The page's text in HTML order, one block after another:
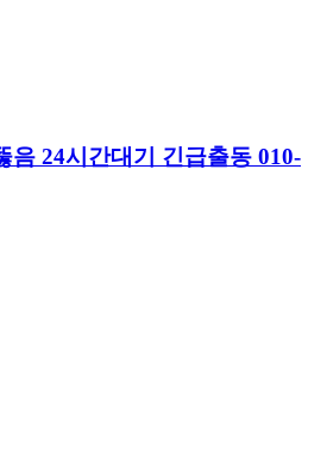
음 24시간대기 긴급출동 010-